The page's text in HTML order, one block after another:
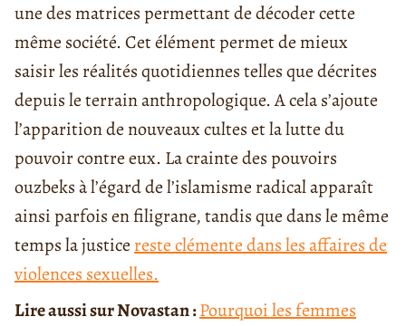
une des matrices permettant de décoder cette
même société. Cet élément permet de mieux
saisir les réalités quotidiennes telles que décrites
depuis le terrain anthropologique. A cela s’ajoute
l’apparition de nouveaux cultes et la lutte du
pouvoir contre eux. La crainte des pouvoirs
ouzbeks à l’égard de l’islamisme radical apparaît
ainsi parfois en filigrane, tandis que dans le même
temps la justice reste clémente dans les affaires de
violences sexuelles.
Lire aussi sur Novastan :Pourquoi les femmes